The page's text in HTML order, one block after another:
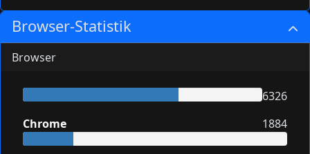
Browser-Statistik
Browser
6326
Chrome
1884